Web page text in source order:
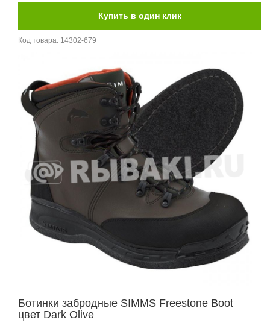
Код товара: 14302-679
Ботинки забродные SIMMS Freestone Boot
цвет Dark Olive